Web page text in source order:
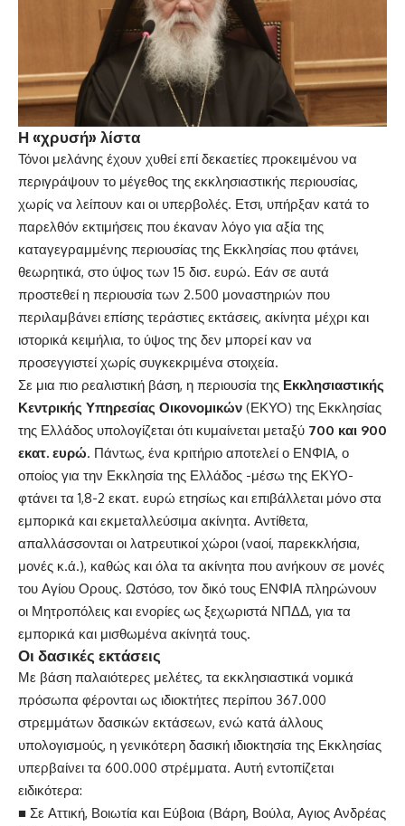
Η «χρυσή» λίστα
Τόνοι μελάνης έχουν χυθεί επί δεκαετίες προκειμένου να
περιγράψουν το μέγεθος της εκκλησιαστικής περιουσίας,
χωρίς να λείπουν και οι υπερβολές. Ετσι, υπήρξαν κατά το
παρελθόν εκτιμήσεις που έκαναν λόγο για αξία της
καταγεγραμμένης περιουσίας της Εκκλησίας που φτάνει,
θεωρητικά, στο ύψος των 15 δισ. ευρώ. Εάν σε αυτά
προστεθεί η περιουσία των 2.500 μοναστηριών που
περιλαμβάνει επίσης τεράστιες εκτάσεις, ακίνητα μέχρι και
ιστορικά κειμήλια, το ύψος της δεν μπορεί καν να
προσεγγιστεί χωρίς συγκεκριμένα στοιχεία.
Σε μια πιο ρεαλιστική βάση, η περιουσία της Εκκλησιαστικής
Κεντρικής Υπηρεσίας Οικονομικών (ΕΚΥΟ) της Εκκλησίας
της Ελλάδος υπολογίζεται ότι κυμαίνεται μεταξύ 700 και 900
εκατ. ευρώ. Πάντως, ένα κριτήριο αποτελεί ο ΕΝΦΙΑ, ο
οποίος για την Εκκλησία της Ελλάδος -μέσω της ΕΚΥΟ-
φτάνει τα 1,8-2 εκατ. ευρώ ετησίως και επιβάλλεται μόνο στα
εμπορικά και εκμεταλλεύσιμα ακίνητα. Αντίθετα,
απαλλάσσονται οι λατρευτικοί χώροι (ναοί, παρεκκλήσια,
μονές κ.ά.), καθώς και όλα τα ακίνητα που ανήκουν σε μονές
του Αγίου Ορους. Ωστόσο, τον δικό τους ΕΝΦΙΑ πληρώνουν
οι Μητροπόλεις και ενορίες ως ξεχωριστά ΝΠΔΔ, για τα
εμπορικά και μισθωμένα ακίνητά τους.
Οι δασικές εκτάσεις
Με βάση παλαιότερες μελέτες, τα εκκλησιαστικά νομικά
πρόσωπα φέρονται ως ιδιοκτήτες περίπου 367.000
στρεμμάτων δασικών εκτάσεων, ενώ κατά άλλους
υπολογισμούς, η γενικότερη δασική ιδιοκτησία της Εκκλησίας
υπερβαίνει τα 600.000 στρέμματα. Αυτή εντοπίζεται
ειδικότερα:
■ Σε Αττική, Βοιωτία και Εύβοια (Βάρη, Βούλα, Αγιος Ανδρέας